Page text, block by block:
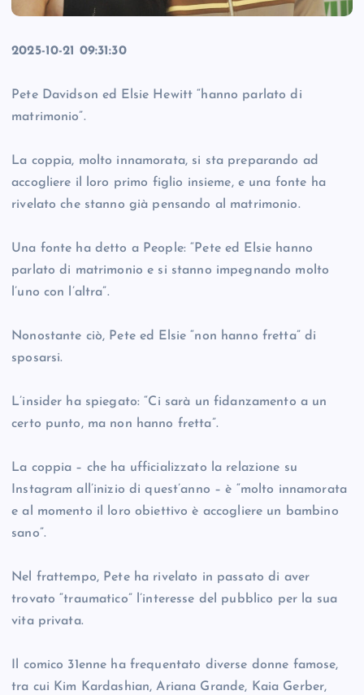
2025-10-21 09:31:30
Pete Davidson ed Elsie Hewitt “hanno parlato di
matrimonio”.
La coppia, molto innamorata, si sta preparando ad
accogliere il loro primo figlio insieme, e una fonte ha
rivelato che stanno già pensando al matrimonio.
Una fonte ha detto a People: “Pete ed Elsie hanno
parlato di matrimonio e si stanno impegnando molto
l’uno con l’altra”.
Nonostante ciò, Pete ed Elsie “non hanno fretta” di
sposarsi.
L’insider ha spiegato: “Ci sarà un fidanzamento a un
certo punto, ma non hanno fretta”.
La coppia – che ha ufficializzato la relazione su
Instagram all’inizio di quest’anno – è “molto innamorata
e al momento il loro obiettivo è accogliere un bambino
sano”.
Nel frattempo, Pete ha rivelato in passato di aver
trovato “traumatico” l’interesse del pubblico per la sua
vita privata.
Il comico 31enne ha frequentato diverse donne famose,
tra cui Kim Kardashian, Ariana Grande, Kaia Gerber,